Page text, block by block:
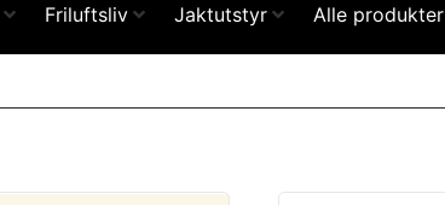
Friluftsliv Jaktutstyr Alle produkter